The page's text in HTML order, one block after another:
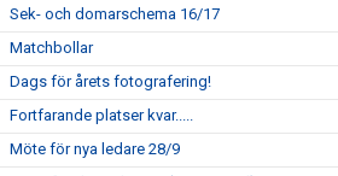
Sek- och domarschema 16/17
Matchbollar
Dags för årets fotografering!
Fortfarande platser kvar.....
Möte för nya ledare 28/9